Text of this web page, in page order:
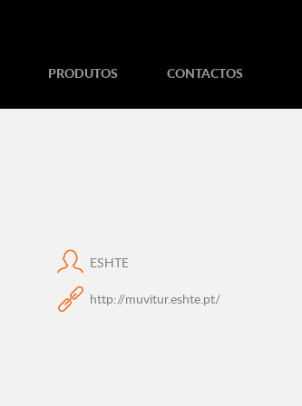
PRODUTOS CONTACTOS
ESHTE
http://muvitur.eshte.pt/